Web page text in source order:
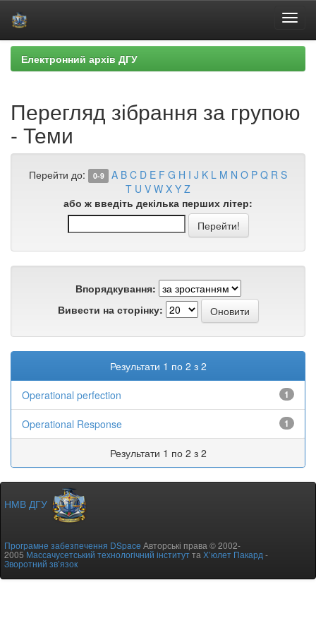
Skip
navigation
Електронний архів ДГУ
Перегляд зібрання за групою
- Теми
Перейти до: 0-9 A B C D E F G H I J K L M N O P Q R S
T U V W X Y Z
або ж введіть декілька перших літер:
Впорядкування:
Вивести на сторінку:
Результати 1 по 2 з 2
Operational perfection 1
Operational Response 1
Результати 1 по 2 з 2
НМВ ДГУ
Програмне забезпечення DSpace Авторські права © 2002-
2005Массачусетський технологічний інститутта Х’юлет Пакард -
Зворотний зв’язок